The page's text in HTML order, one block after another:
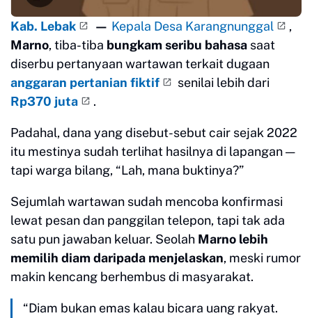
Kab. Lebak — Kepala Desa Karangnunggal
,
Marno, tiba-tiba bungkam seribu bahasa saat
diserbu pertanyaan wartawan terkait dugaan
anggaran pertanian fiktif
senilai lebih dari
Rp370 juta
.
Padahal, dana yang disebut-sebut cair sejak 2022
itu mestinya sudah terlihat hasilnya di lapangan —
tapi warga bilang, “Lah, mana buktinya?”
Sejumlah wartawan sudah mencoba konfirmasi
lewat pesan dan panggilan telepon, tapi tak ada
satu pun jawaban keluar. Seolah Marno lebih
memilih diam daripada menjelaskan, meski rumor
makin kencang berhembus di masyarakat.
“Diam bukan emas kalau bicara uang rakyat.